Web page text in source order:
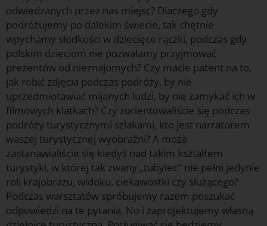
odwiedzanych przez nas miejsc? Dlaczego gdy
podróżujemy po dalekim świecie, tak chętnie
wpychamy słodkości w dziecięce rączki, podczas gdy
polskim dzieciom nie pozwalamy przyjmować
prezentów od nieznajomych? Czy macie patent na to,
jak robić zdjęcia podczas podróży, by nie
uprzedmiotawiać mijanych ludzi, by nie zamykać ich w
filmowych klatkach? Czy zorientowaliście się podczas
podróży turystycznymi szlakami, kto jest narratorem
waszej turystycznej wyobraźni? A może
zastanawialiście się kiedyś nad takim kształtem
turystyki, w której tak zwany „tubylec" nie pełni jedynie
roli krajobrazu, widoku, ciekawostki czy służącego?
Podczas warsztatów spróbujemy razem poszukać
odpowiedzi na te pytania. No i zaprojektujemy własną